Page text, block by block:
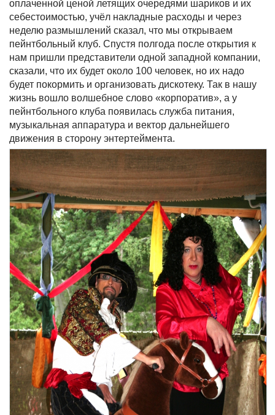
оплаченной ценой летящих очередями шариков и их
себестоимостью, учёл накладные расходы и через
неделю размышлений сказал, что мы открываем
пейнтбольный клуб. Спустя полгода после открытия к
нам пришли представители одной западной компании,
сказали, что их будет около 100 человек, но их надо
будет покормить и организовать дискотеку. Так в нашу
жизнь вошло волшебное слово «корпоратив», а у
пейнтбольного клуба появилась служба питания,
музыкальная аппаратура и вектор дальнейшего
движения в сторону энтертеймента.